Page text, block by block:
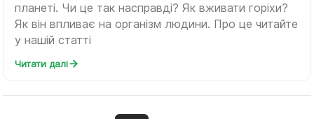
планеті. Чи це так насправді? Як вживати горіхи?
Як він впливає на організм людини. Про це читайте
у нашій статті
Читати далі